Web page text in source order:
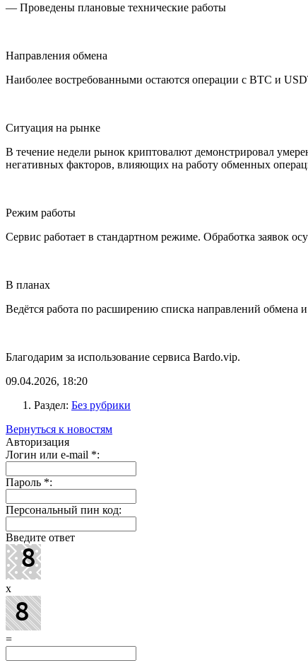
— Проведены плановые технические работы
Направления обмена
Наиболее востребованными остаются операции с BTC и
Ситуация на рынке
В течение недели рынок криптовалют демонстрировал
негативных факторов, влияющих на работу обменных
Режим работы
Сервис работает в стандартном режиме. Обработка заявок
В планах
Ведётся работа по расширению списка направлений обмена
Благодарим за использование сервиса Bardo.vip.
09.04.2026, 18:20
Раздел: Без рубрики
Вернуться к новостям
Авторизация
Логин или e-mail *:
Пароль *:
Персональный пин код:
Введите ответ
x
=